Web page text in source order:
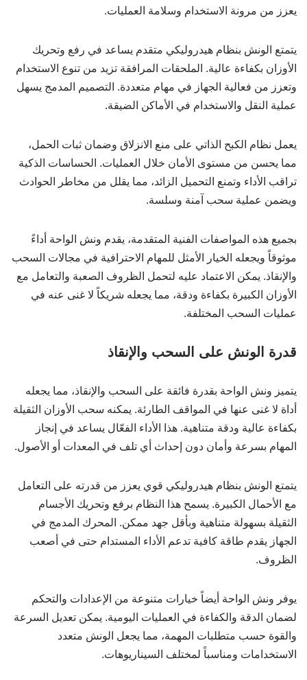
يعزز من مرونة الاستخدام وسلامة العمليات.
يتمتع الونش بنظام هيدروليكي متقدم يساعد في رفع وتحريك
الأوزان بكفاءة عالية. الملحقات المرافقة تزيد من تنوع الاستخدام
وتعزز من فعالية الجهاز في مهام متعددة. التصميم المدمج يسهل
عملية النقل والاستخدام في الأماكن الضيقة.
يعمل نظام الكبح الذاتي على منع الانزلاق وضمان ثبات الحمل،
مما يحسن من مستوى الأمان خلال العمليات. الحساسات الذكية
تراقب الأداء وتمنع التحميل الزائد، مما يقلل من مخاطر الحوادث
ويضمن عملية سحب آمنة وسلسة.
بجميع هذه المواصفات الفنية المتقدمة، يقدم ونش الواحة أداءً
موثوقاً ويجعله الخيار الأمثل للمهام الاحترافية في مجالات السحب
والإنقاذ. يمكن الاعتماد عليه لتحمل الظروف الصعبة والتعامل مع
الأوزان الكبيرة بكفاءة ودقة، مما يجعله شريكاً لا غنى عنه في
عمليات السحب المختلفة.
قدرة الونش على السحب والإنقاذ
يتميز ونش الواحة بقدرة فائقة على السحب والإنقاذ، مما يجعله
أداة لا غنى عنها في المواقف الطارئة. يمكنه سحب الأوزان الثقيلة
بكفاءة عالية ودقة متناهية. هذا الأداء الفعّال يساعد في إنجاز
المهام بسرعة وأمان دون إحداث أي تلف في المعدات أو الأصول.
يتمتع الونش بنظام هيدروليكي قوي يعزز من قدرته على التعامل
مع الأحمال الكبيرة. يسمح هذا النظام برفع وتحريك الأجسام
الثقيلة بسهولة متناهية وبأقل جهد ممكن. المحرك المدمج في
الجهاز يقدم طاقة كافية تدعم الأداء المستدام حتى في أصعب
الظروف.
يوفر ونش الواحة أيضاً خيارات متنوعة من الإعدادات والتحكم
لضمان الدقة والكفاءة في العمليات اليومية. يمكن تعديل السرعة
والقوة حسب متطلبات المهمة، مما يجعل الونش متعدد
الاستخدامات ومناسباً لمختلف السيناريوهات.